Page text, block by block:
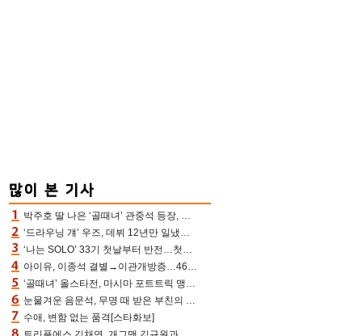
박주호 딸 나은 ‘골때녀’ 관중석 등장, 김민재 복제인간 보고 혼란 [결정적장면]
‘드라우닝 걔’ 우즈, 데뷔 12년만 일냈다…체조경기장 입성 확정
‘나는 SOLO’ 33기 첫날부터 반전…첫인상 0표 영호, 호감남 급부상
아이유, 이종석 결별→이관개방증…46장 꽉 채운 유애나 ♥ “열심히 사는 중”
‘골때녀’ 올스타전, 마시마 포트트릭 맹추격전 5:4 골 잔치 ‘짜릿’ [어제TV]
눈물겨운 음문석, 무명 때 받은 부친의 전재산→폐암 父 세상 떠나기 전 여행(유퀴즈)[어제TV]
수애, 변함 없는 품격[스타화보]